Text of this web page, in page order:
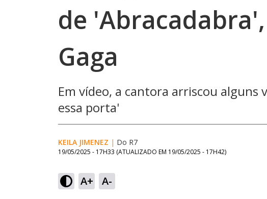
de
Gaga
Em vídeo, a cantora arriscou alguns
essa porta'
KEILA JIMENEZ | Do R7
19/05/2025 - 17H33 (ATUALIZADO EM 19/05/2025 - 17H42)
A+ A-
Ativar
Som